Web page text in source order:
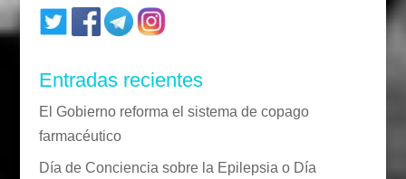
Entradas recientes
El Gobierno reforma el sistema de copago
farmacéutico
Día de Conciencia sobre la Epilepsia o Día